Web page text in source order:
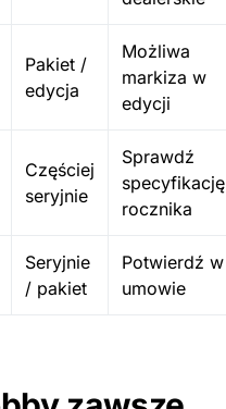
Pakiet /
edycja
Możliwa
markiza w
edycji
Częściej
seryjnie
Sprawdź
specyfikację
rocznika
Seryjnie
/ pakiet
Potwierdź w
umowie